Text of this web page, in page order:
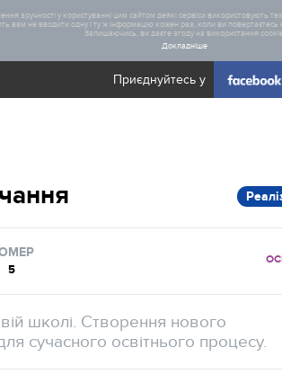
зручності у користуванні цим сайтом деякі сервіси використовують
вам не вводити одну і ту ж інформацію кожен раз, коли ви повертаєтесь
Залишаючись, ви даєте згоду на використання
Докладніше
Приєднуйтесь у
5
школі. Створення нового
сучасного освітнього процесу.